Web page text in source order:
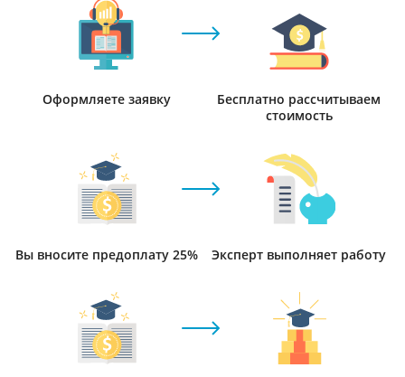
Оформляете заявку
Бесплатно рассчитываем
стоимость
Вы вносите предоплату 25% Эксперт выполняет работу